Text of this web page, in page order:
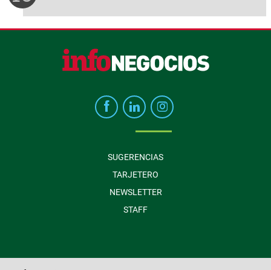
SUGERENCIAS
TARJETERO
NEWSLETTER
STAFF